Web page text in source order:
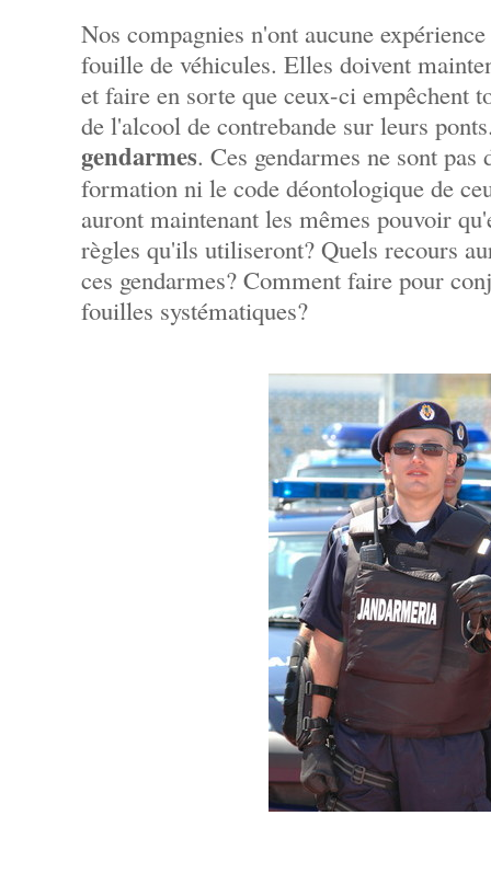
Nos compagnies n'ont aucune
fouille de véhicules. Elles doivent
et faire en sorte que ceux-ci empêchent
de l'alcool de contrebande sur leurs
gendarmes. Ces gendarmes ne sont
formation ni le code déontologique de
auront maintenant les mêmes pouvoir
règles qu'ils utiliseront? Quels recours
ces gendarmes? Comment faire pour
fouilles systématiques?